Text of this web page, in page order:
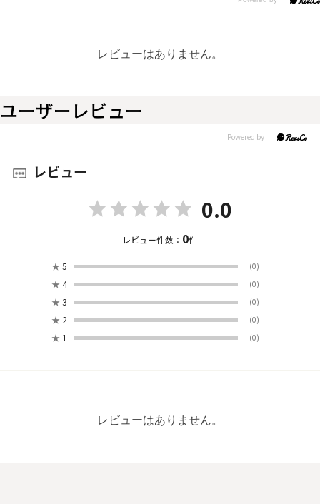
レビューはありません。
ユーザーレビュー
レビュー
0.0
レビュー件数： 0件
★ 5 (0)
★ 4 (0)
★ 3 (0)
★ 2 (0)
★ 1 (0)
レビューはありません。